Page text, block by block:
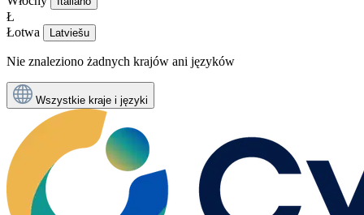
Ł
Łotwa
Latviešu
Nie znaleziono żadnych krajów ani języków
Wszystkie kraje i języki